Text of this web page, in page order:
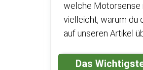
welche Motorsense
vielleicht, warum du
auf unseren Artikel
Das